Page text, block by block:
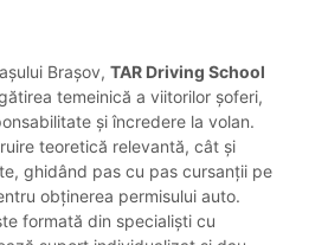
Brașov, TAR Driving School
temeinică a viitorilor șoferi,
și încredere la volan.
teoretică relevantă, cât și
ghidând pas cu pas cursanții pe
obținerea permisului auto.
formată din specialiști cu